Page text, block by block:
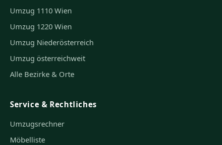
Umzug 1110 Wien
Umzug 1220 Wien
Umzug Niederösterreich
Umzug österreichweit
Alle Bezirke & Orte
Service & Rechtliches
Umzugsrechner
Möbelliste